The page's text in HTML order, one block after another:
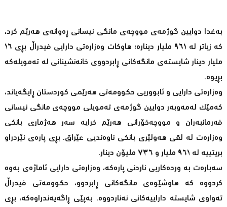
بەغدا دوایین گوژمەی مووچەی مانگی نیسانی ڕەوانەی هەرێم کرد،
کە زیاتر لە ٩٦١ ملیار دینارە؛ هاوکات وەزارەتی دارایی فیدراڵ بڕی ١٦
ملیار دینار شایستەی مانگەکانی ڕابردووی خانەنشینانی لە تەمویلەکە
بڕیوە.
وەزارەتی دارایی و ئابووریی حکوومەتی هەرێمی کوردستان ڕایگەیاند،
کەمێک لەمەوبەر دوایین گوژمەی تەمویلی مووچەی مانگی نیسانی
فەرمانبەران و مووچەخۆرانی هەرێم خرایە سەر هەژماری بانکی
وەزارەت لە لقی هەولێری بانکی ناوەندیی عێراق. بڕی پارەی نێردراو
بریتییە لە ٩٦١ ملیار و ٧٣٦ ملیۆن دینار.
سەبارەت بە وردەکاریی ناردنی پارەکە، وەزارەتی دارایی ئاماژەی به‌وه‌
کردووە کە هاوشێوەی مانگەکانی ڕابردوو، حکوومەتی فیدراڵ
تەواوی شایستە داراییەکانی نەناردووە. بەپێی ڕاگەیەندراوەکە، بڕی